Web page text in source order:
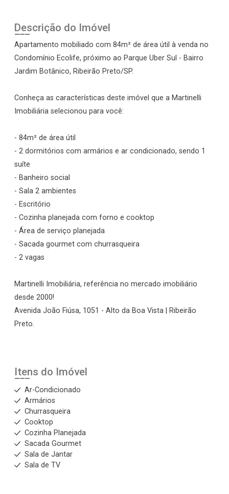
Descrição do Imóvel
Apartamento mobiliado com 84m² de área útil à venda no
Condomínio Ecolife, próximo ao Parque Uber Sul - Bairro
Jardim Botânico, Ribeirão Preto/SP.
Conheça as características deste imóvel que a Martinelli
Imobiliária selecionou para você:
- 84m² de área útil
- 2 dormitórios com armários e ar condicionado, sendo 1
suíte
- Banheiro social
- Sala 2 ambientes
- Escritório
- Cozinha planejada com forno e cooktop
- Área de serviço planejada
- Sacada gourmet com churrasqueira
- 2 vagas
Martinelli Imobiliária, referência no mercado imobiliário
desde 2000!
Avenida João Fiúsa, 1051 - Alto da Boa Vista | Ribeirão
Preto.
Itens do Imóvel
Ar-Condicionado
Armários
Churrasqueira
Cooktop
Cozinha Planejada
Sacada Gourmet
Sala de Jantar
Sala de TV